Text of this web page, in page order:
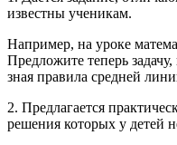
известны ученикам.
Например, на уроке
Предложите теперь
зная правила средней
2. Предлагается
решения которых у детей